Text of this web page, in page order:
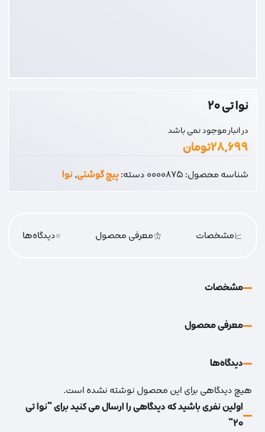
نوا تی 20
در انبار موجود نمی باشد
۲۸,۶۹۹تومان
شناسه محصول:0000875دسته:پیچ گوشتی,نوا
مشخصات معرفی محصول 0دیدگاه‌‌ها
مشخصات
معرفی محصول
دیدگاه‌‌ها
هیچ دیدگاهی برای این محصول نوشته نشده است.
اولین نفری باشید که دیدگاهی را ارسال می کنید برای “نوا تی
20”